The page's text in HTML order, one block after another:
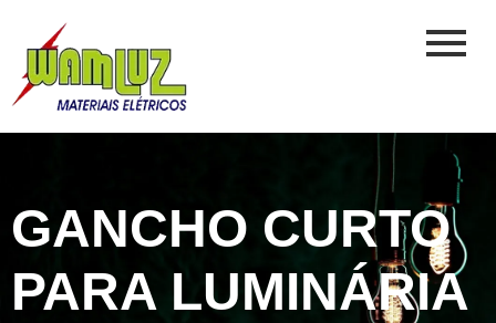
GANCHO CURTO
PARA LUMINÁRIA